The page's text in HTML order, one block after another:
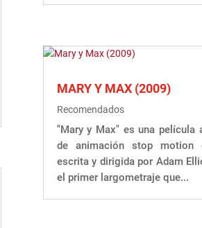
MARY Y MAX (2009)
Recomendados
"Mary y Max" es una película
de animación stop motion
escrita y dirigida por Adam
el primer largometraje que...